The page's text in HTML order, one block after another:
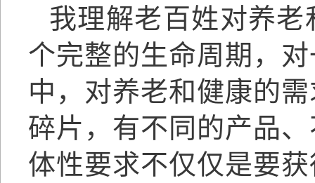
我理解老百姓对养
个完整的生命周期，
中，对养老和健康的
碎片，有不同的产品
体性要求不仅仅是要